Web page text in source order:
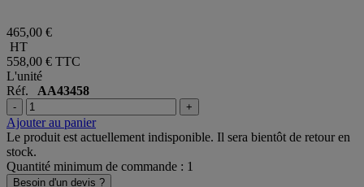
465,00 €
HT
558,00 €
L'unité
Réf.AA43458
- +
Ajouter au panier
Le produit est actuellement indisponible. Il sera bientôt de retour en
stock.
Quantité minimum de commande : 1